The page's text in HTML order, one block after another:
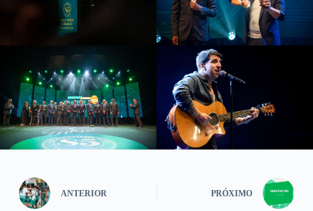
ANTERIOR PRÓXIMO